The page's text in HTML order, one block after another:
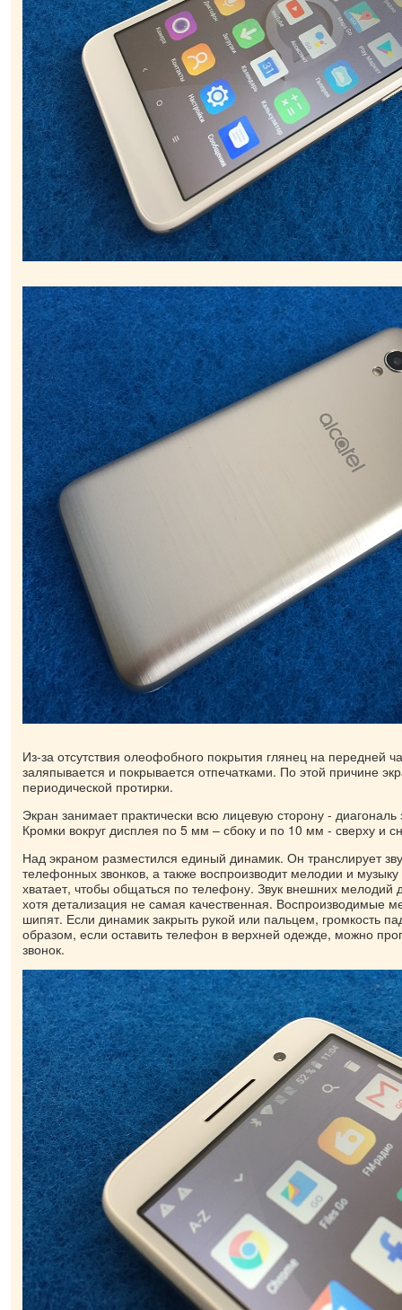
Из-за отсутствия олеофобного покрытия глянец на передней
заляпывается и покрывается отпечатками. По этой причине
периодической протирки.
Экран занимает практически всю лицевую сторону -
Кромки вокруг дисплея по 5 мм – сбоку и по 10 мм - сверху и
Над экраном разместился единый динамик. Он транслирует
телефонных звонков, а также воспроизводит мелодии и музыку
хватает, чтобы общаться по телефону. Звук внешних мелодий
хотя детализация не самая качественная. Воспроизводимые
шипят. Если динамик закрыть рукой или пальцем, громкость
образом, если оставить телефон в верхней одежде, можно
звонок.